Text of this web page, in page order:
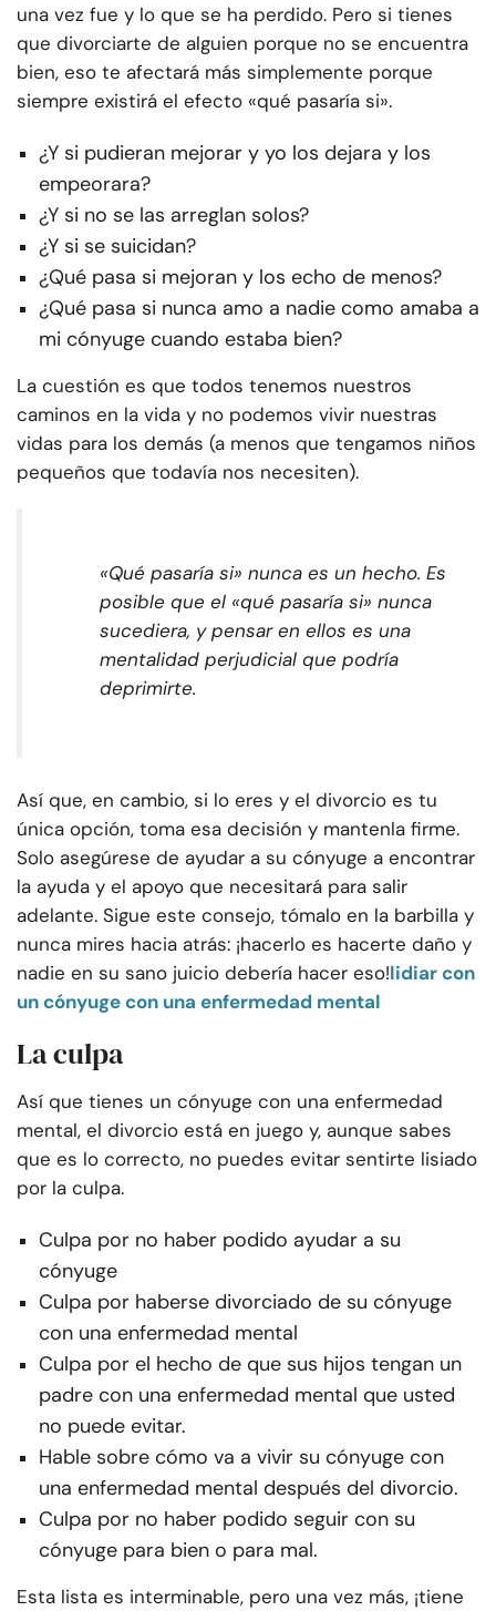
una vez fue y lo que se ha perdido. Pero si tienes
que divorciarte de alguien porque no se encuentra
bien, eso te afectará más simplemente porque
siempre existirá el efecto «qué pasaría si».
¿Y si pudieran mejorar y yo los dejara y los
empeorara?
¿Y si no se las arreglan solos?
¿Y si se suicidan?
¿Qué pasa si mejoran y los echo de menos?
¿Qué pasa si nunca amo a nadie como amaba a
mi cónyuge cuando estaba bien?
La cuestión es que todos tenemos nuestros
caminos en la vida y no podemos vivir nuestras
vidas para los demás (a menos que tengamos niños
pequeños que todavía nos necesiten).
«Qué pasaría si» nunca es un hecho. Es
posible que el «qué pasaría si» nunca
sucediera, y pensar en ellos es una
mentalidad perjudicial que podría
deprimirte.
Así que, en cambio, si lo eres y el divorcio es tu
única opción, toma esa decisión y mantenla firme.
Solo asegúrese de ayudar a su cónyuge a encontrar
la ayuda y el apoyo que necesitará para salir
adelante. Sigue este consejo, tómalo en la barbilla y
nunca mires hacia atrás: ¡hacerlo es hacerte daño y
nadie en su sano juicio debería hacer eso!lidiar con
un cónyuge con una enfermedad mental
La culpa
Así que tienes un cónyuge con una enfermedad
mental, el divorcio está en juego y, aunque sabes
que es lo correcto, no puedes evitar sentirte lisiado
por la culpa.
Culpa por no haber podido ayudar a su
cónyuge
Culpa por haberse divorciado de su cónyuge
con una enfermedad mental
Culpa por el hecho de que sus hijos tengan un
padre con una enfermedad mental que usted
no puede evitar.
Hable sobre cómo va a vivir su cónyuge con
una enfermedad mental después del divorcio.
Culpa por no haber podido seguir con su
cónyuge para bien o para mal.
Esta lista es interminable, pero una vez más, ¡tiene